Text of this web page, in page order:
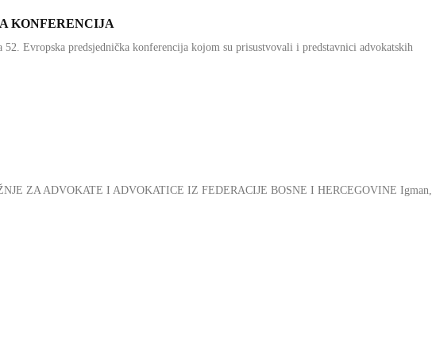
KONFERENCIJA
52. Evropska predsjednička konferencija kojom su prisustvovali i predstavnici advokatskih
ZA ADVOKATE I ADVOKATICE IZ FEDERACIJE BOSNE I HERCEGOVINE Igman,